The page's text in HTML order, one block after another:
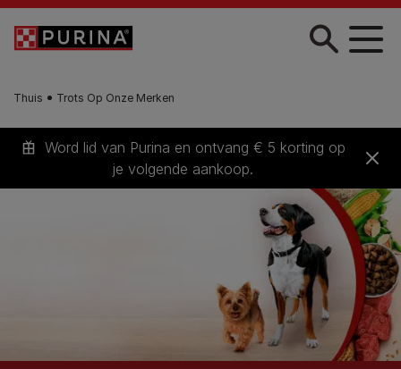
Skip to main content
Thuis Trots Op Onze Merken
Word lid van Purina en ontvang € 5 korting op
je volgende aankoop.